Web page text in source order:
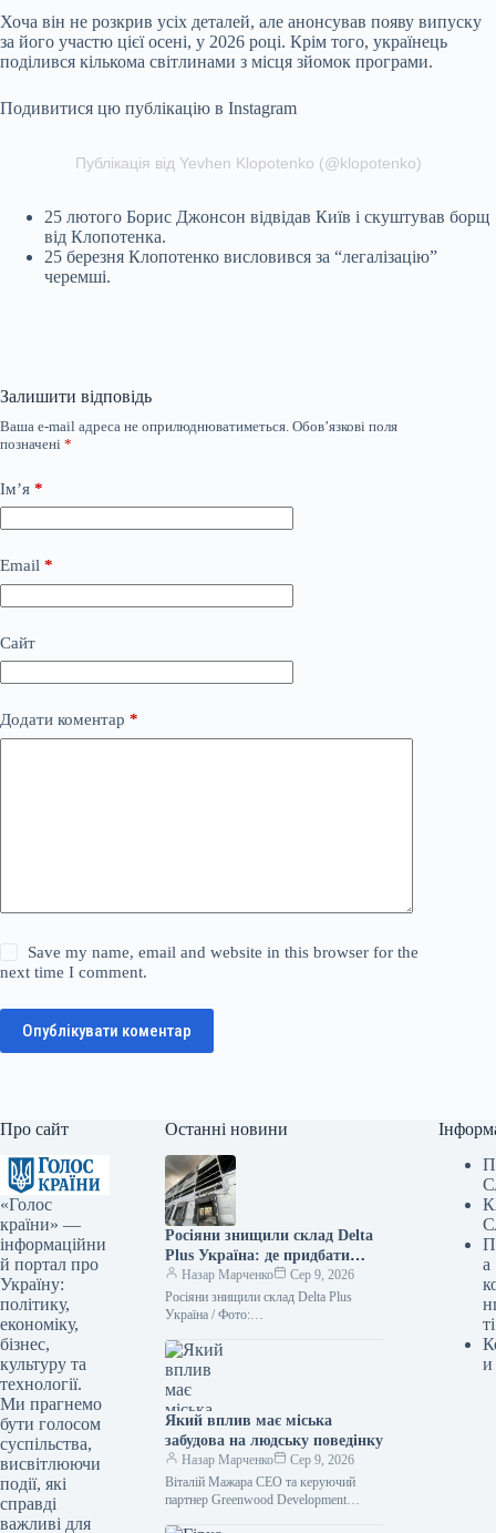
Хоча він не розкрив усіх деталей, але анонсував появу випуску
за його участю цієї осені, у 2026 році. Крім того, українець
поділився кількома світлинами з місця зйомок програми.
Подивитися цю публікацію в Instagram
Публікація від Yevhen Klopotenko (@klopotenko)
25 лютого Борис Джонсон відвідав Київ і скуштував борщ
від Клопотенка.
25 березня Клопотенко висловився за “легалізацію”
черемші.
Залишити відповідь
Ваша e-mail адреса не оприлюднюватиметься. Обов’язкові поля
позначені *
Ім’я *
Email *
Сайт
Додати коментар *
Save my name, email and website in this browser for the
next time I comment.
Опублікувати коментар
Про сайт
«Голос
країни» —
інформаційни
й портал про
Україну:
політику,
економіку,
бізнес,
культуру та
технології.
Ми прагнемо
бути голосом
суспільства,
висвітлюючи
події, які
справді
важливі для
Останні новини
Росіяни знищили склад Delta
Plus Україна: де придбати
товари — ФОТО
Назар Марченко
Сер 9, 2026
Росіяни знищили склад Delta Plus
Україна / Фото:
Унаслідок обстрілу з боку Росії 5
серпня повністю зруйновано офіс та…
Який вплив має міська
забудова на людську поведінку
Назар Марченко
Сер 9, 2026
Віталій Мажара CEO та керуючий
партнер Greenwood Development
а
ті
и